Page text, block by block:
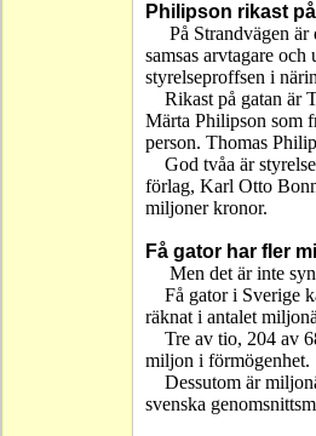
Philipson rikast
På Strandvägen
samsas arvtagare
styrelseproffsen i
Rikast på gatan är
Märta Philipson som
person. Thomas
God tvåa är
förlag, Karl Otto
miljoner kronor.
Få gator har fler
Men det är inte
Få gator i Sverige
räknat i antalet
Tre av tio, 204 av
miljon i förmögenhet.
Dessutom är
svenska